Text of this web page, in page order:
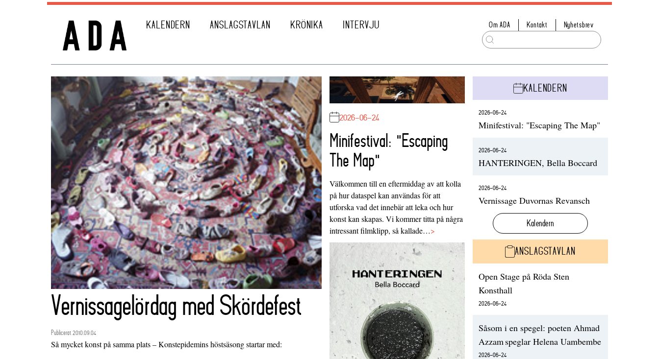
KALENDERN ANSLAGSTAVLAN KRÖNIKA INTERVJU Om ADA Kontakt Nyhetsbrev
Vernissagelördag med Skördefest
Publicerat 2010.09.04
Så mycket konst på samma plats – Konstepidemins höstsäsong startar med:
2026-06-24
Minifestival: "Escaping
The Map"
Välkommen till en eftermiddag av att kolla
på hur dataspel kan användas för att
utforska vad det innebär att leka och hur
konst kan skapas. Vi kommer titta på några
intressant filmklipp, så kallade…>
KALENDERN
2026-06-24
Minifestival: "Escaping The Map"
2026-06-24
HANTERINGEN, Bella Boccard
2026-06-24
Vernissage Duvornas Revansch
Kalendern
ANSLAGSTAVLAN
Open Stage på Röda Sten
Konsthall
2026-06-24
Såsom i en spegel: poeten Ahmad
Azzam speglar Helena Uambembe
2026-06-24